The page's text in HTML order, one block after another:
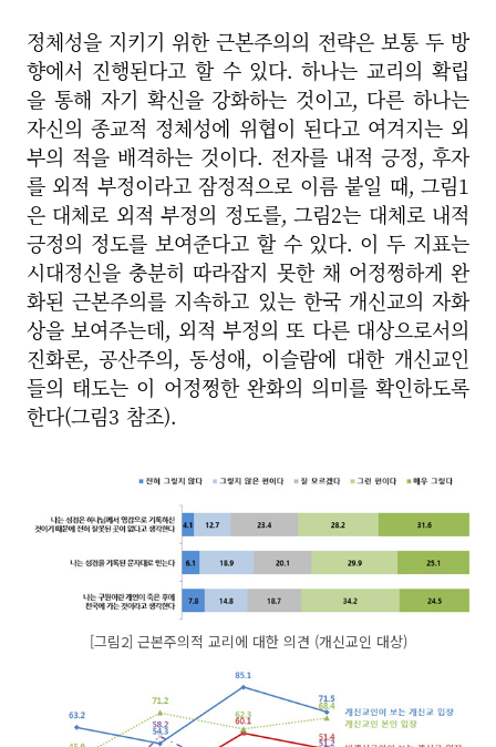
정체성을 지키기 위한 근본주의의 전략은 보통 두 방
향에서 진행된다고 할 수 있다. 하나는 교리의 확립
을 통해 자기 확신을 강화하는 것이고, 다른 하나는
자신의 종교적 정체성에 위협이 된다고 여겨지는 외
부의 적을 배격하는 것이다. 전자를 내적 긍정, 후자
를 외적 부정이라고 잠정적으로 이름 붙일 때, 그림1
은 대체로 외적 부정의 정도를, 그림2는 대체로 내적
긍정의 정도를 보여준다고 할 수 있다. 이 두 지표는
시대정신을 충분히 따라잡지 못한 채 어정쩡하게 완
화된 근본주의를 지속하고 있는 한국 개신교의 자화
상을 보여주는데, 외적 부정의 또 다른 대상으로서의
진화론, 공산주의, 동성애, 이슬람에 대한 개신교인
들의 태도는 이 어정쩡한 완화의 의미를 확인하도록
한다(그림3 참조).
[그림2] 근본주의적 교리에 대한 의견 (개신교인 대상)